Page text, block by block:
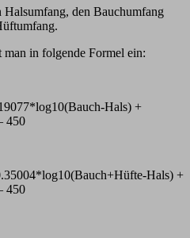
den Bauchumfang
in folgende Formel ein:
Hals) +
450
Hals) +
450